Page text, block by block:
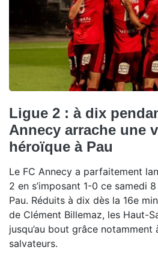
Ligue 2 : à dix
Annecy arrache une
héroïque à Pau
Le FC Annecy a parfaitement
2 en s’imposant 1-0 ce samedi
Pau. Réduits à dix dès la 16e
de Clément Billemaz, les Haut-
jusqu’au bout grâce
salvateurs.